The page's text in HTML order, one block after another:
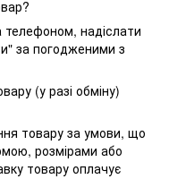
надіслати
за погодженими з
(у разі обміну)
товару за умови, що
розмірами або
товару оплачує